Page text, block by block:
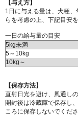
【与え方】
1日に与える量は、犬種
らを考慮の上、下記目安
一日の給与量の目安
5kg未満
5～10kg
10kg～
【保存方法】
直射日光を避け、風通し
開封後は冷蔵庫で保存し
ころに保存しないでくださ